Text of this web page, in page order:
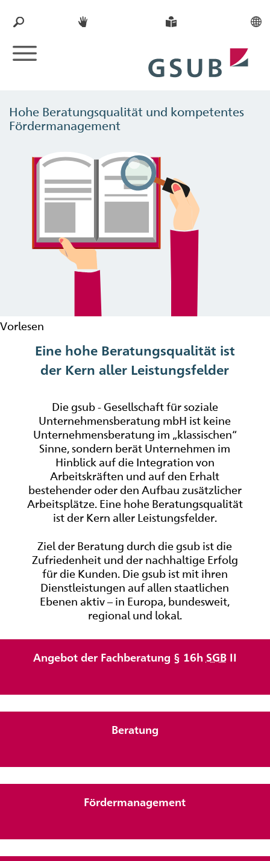
Hohe Beratungsqualität und kompetentes
Fördermanagement
Vorlesen
Eine hohe Beratungsqualität ist
der Kern aller Leistungsfelder
Die gsub - Gesellschaft für soziale
Unternehmensberatung mbH ist keine
Unternehmensberatung im „klassischen“
Sinne, sondern berät Unternehmen im
Hinblick auf die Integration von
Arbeitskräften und auf den Erhalt
bestehender oder den Aufbau zusätzlicher
Arbeitsplätze. Eine hohe Beratungsqualität
ist der Kern aller Leistungsfelder.
Ziel der Beratung durch die gsub ist die
Zufriedenheit und der nachhaltige Erfolg
für die Kunden. Die gsub ist mit ihren
Dienstleistungen auf allen staatlichen
Ebenen aktiv – in Europa, bundesweit,
regional und lokal.
Angebot der Fachberatung § 16h SGBII
Beratung
Fördermanagement